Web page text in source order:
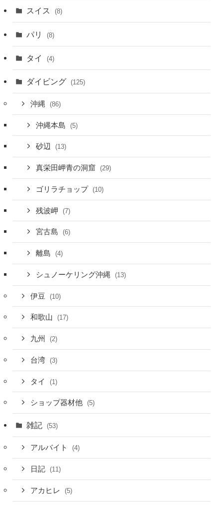
スイス (8)
パリ (8)
タイ (4)
ダイビング (125)
沖縄 (86)
沖縄本島 (5)
砂辺 (13)
真栄田岬青の洞窟 (29)
ゴリラチョップ (10)
残波岬 (7)
宮古島 (6)
離島 (4)
シュノーケリング沖縄 (13)
伊豆 (10)
和歌山 (17)
九州 (2)
台湾 (3)
タイ (1)
ショップ器材他 (5)
雑記 (53)
アルバイト (4)
日記 (11)
アカヒレ (5)